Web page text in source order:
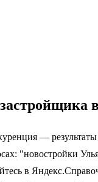
—
"новостройки
в